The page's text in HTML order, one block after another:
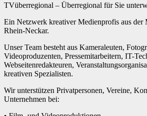
TVüberregional – Überregional für Sie
Ein Netzwerk kreativer Medienprofis aus der
Rhein-Neckar.
Unser Team besteht aus Kameraleuten,
Videoproduzenten, Pressemitarbeitern, IT-
Webseitenredakteuren,
kreativen Spezialisten.
Wir unterstützen Privatpersonen, Vereine,
Unternehmen bei: